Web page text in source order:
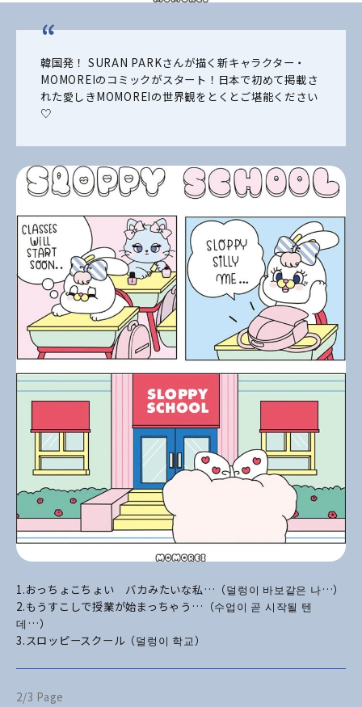
韓国発！ SURAN PARKさんが描く新キャラクター・
MOMOREIのコミックがスタート！日本で初めて掲載さ
れた愛しきMOMOREIの世界観をとくとご堪能ください
♡
1.おっちょこちょい バカみたいな私…（덜렁이 바보같은 나…）
2.もうすこしで授業が始まっちゃう…（수업이 곧 시작될 텐
데…）
3.スロッピースクール（덜렁이 학교）
2/3 Page